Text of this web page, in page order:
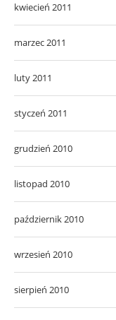
kwiecień 2011
marzec 2011
luty 2011
styczeń 2011
grudzień 2010
listopad 2010
październik 2010
wrzesień 2010
sierpień 2010